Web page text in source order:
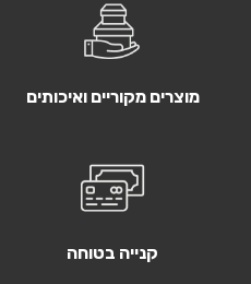
מוצרים מקוריים ואיכותים
קנייה בטוחה